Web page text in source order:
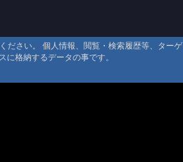
さい。 個人情報、閲覧・検索履歴等、ター
格納するデータの事です。